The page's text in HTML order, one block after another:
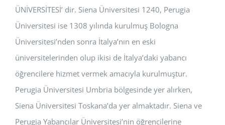
ÜNİVERSİTESİ’ dir. Siena Üniversitesi 1240, Perugia
Üniversitesi ise 1308 yılında kurulmuş Bologna
Üniversitesi’nden sonra İtalya’nın en eski
üniversitelerinden olup ikisi de İtalya’daki yabancı
öğrencilere hizmet vermek amacıyla kurulmuştur.
Perugia Üniversitesi Umbria bölgesinde yer alırken,
Siena Üniversitesi Toskana’da yer almaktadır. Siena ve
Perugia Yabancılar Üniversitesi’nin öğrencilerine